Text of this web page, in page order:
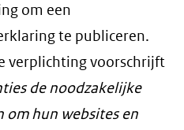
om een
te publiceren.
verplichting voorschrijft
de noodzakelijke
om hun websites en